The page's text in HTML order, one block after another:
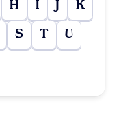
H I J K
S T U